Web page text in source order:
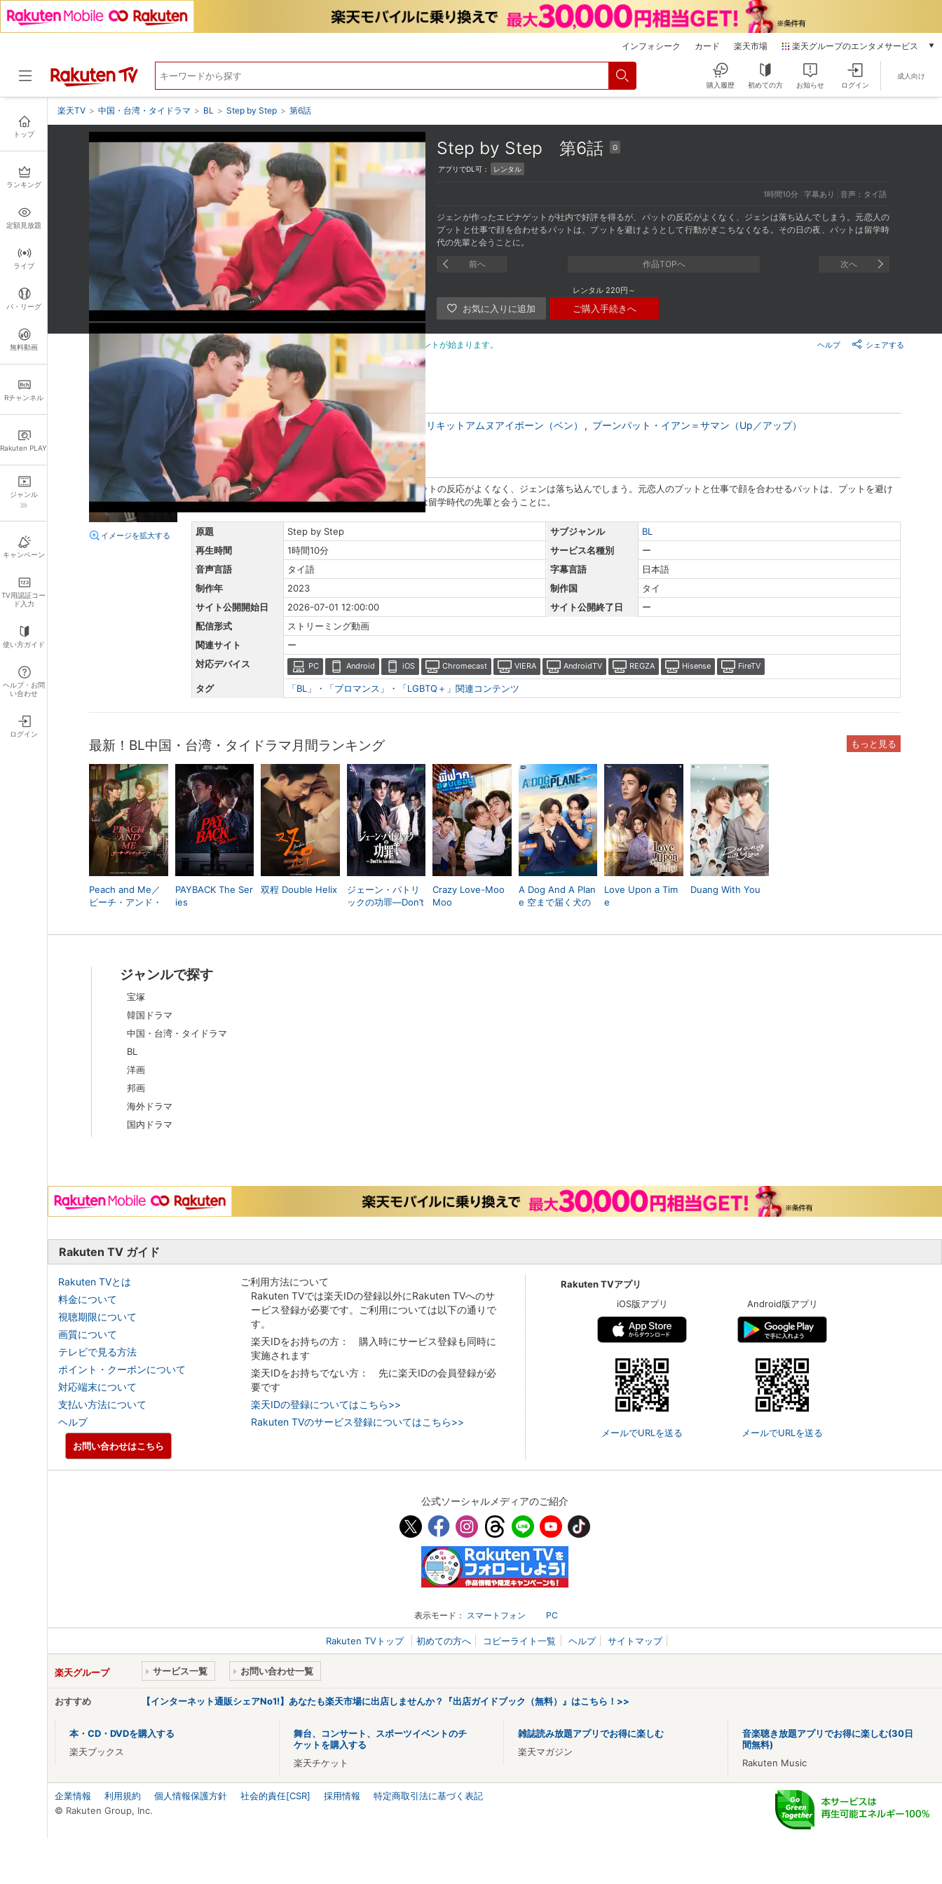
インフォシーク カード 楽天市場 楽天グループのエンタメサービス
本/ゲーム/CD/DVD
音楽配信
楽天ミュージック
動画配信
動画配信ガイド
無料テレビ
エンタメニュース
推し楽
購入履歴 初めての方 お知らせ ログイン
成人向け
トップ
ランキング
定額見放題
ライブ
パ・リーグ
無料動画
Rチャンネル
Rakuten PLAY
ジャンル
キャンペーン
TV用認証コー
ド入力
使い方ガイド
ヘルプ・お問
い合わせ
ログイン
楽天TV > 中国・台湾・タイドラマ > BL > Step by Step > 第6話
Step by Step 第6話 G
アプリでDL可： レンタル
1時間10分 字幕あり 音声：タイ語
ジェンが作ったエビナゲットが社内で好評を得るが、パットの反応がよくなく、ジェンは落ち込んでしまう。元恋人の
プットと仕事で顔を合わせるパットは、プットを避けようとして行動がぎこちなくなる。その日の夜、パットは留学時
代の先輩と会うことに。
前へ 作品TOPへ 次へ
レンタル 220円 ～
ご購入手続きへ
シェアする
ヘルプ
※本商品を『レンタル』した場合、ご注文が確定した時点から視聴期限のカウントが始まります。
詳細情報
イメージを拡大する
キャスト・スタッフ
出演： トリッサヌ・ソラナン（マン） バンヤポン・リキットアムヌアイポーン（ベン）
プーンパット・イアン＝サマン（Up／アップ）
監督：バンディット・シンタナパーラディー
あらすじ
ジェンが作ったエビナゲットが社内で好評を得るが、パットの反応がよくなく、ジェンは落ち込んでしまう。元恋人のプットと仕事で顔を合わせるパットは、プットを避け
ようとして行動がぎこちなくなる。その日の夜、パットは留学時代の先輩と会うことに。
原題 Step by Step サブジャンル
BL
再生時間
1時間10分 サービス名種別
ー
音声言語
タイ語 字幕言語
日本語
制作年
2023 制作国
タイ
サイト公開開始日
2026-07-01 12:00:00 サイト公開終了日
ー
配信形式
ストリーミング動画
関連サイト
ー
対応デバイス
PC Android iOS Chromecast VIERA AndroidTV REGZA Hisense FireTV
タグ 「BL」・「ブロマンス」・「LGBTQ＋」関連コンテンツ
最新！BL中国・台湾・タイドラマ月間ランキング もっと見る
Peach and Me／
ピーチ・アンド・
PAYBACK The Ser
ies
双程 Double Helix
ジェーン・パトリ
ックの功罪―Don’t
Crazy Love-Moo
Moo
A Dog And A Plan
e 空まで届く犬の
Love Upon a Tim
e
Duang With You
ジャンルで探す
宝塚
韓国ドラマ
中国・台湾・タイドラマ
BL
洋画
邦画
海外ドラマ
国内ドラマ
Rakuten TV ガイド
Rakuten TVとは
料金について
視聴期限について
画質について
テレビで見る方法
ポイント・クーポンについて
対応端末について
支払い方法について
ヘルプ
ご利用方法について
Rakuten TVでは楽天IDの登録以外にRakuten TVへのサ
ービス登録が必要です。ご利用については以下の通りで
す。
楽天IDをお持ちの方： 購入時にサービス登録も同時に
実施されます
楽天IDをお持ちでない方： 先に楽天IDの会員登録が必
要です
楽天IDの登録についてはこちら>>
Rakuten TVのサービス登録についてはこちら>>
Rakuten TVアプリ
iOS版アプリ
メールでURLを送る
Android版アプリ
メールでURLを送る
お問い合わせはこちら
公式ソーシャルメディアのご紹介
表示モード： スマートフォン PC
Rakuten TVトップ 初めての方へ コピーライト一覧 ヘルプ サイトマップ
楽天グループ サービス一覧 お問い合わせ一覧
おすすめ 【インターネット通販シェアNo1!】あなたも楽天市場に出店しませんか？『出店ガイドブック（無料）』はこちら！>>
本・CD・DVDを購入する
楽天ブックス
舞台、コンサート、スポーツイベントのチ
ケットを購入する
楽天チケット
雑誌読み放題アプリでお得に楽しむ
楽天マガジン
音楽聴き放題アプリでお得に楽しむ(30日
間無料)
Rakuten Music
企業情報 利用規約 個人情報保護方針 社会的責任[CSR] 採用情報
特定商取引法に基づく表記
© Rakuten Group, Inc.